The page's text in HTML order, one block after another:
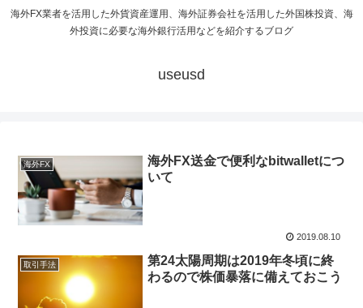
海外FX業者を活用した外貨資産運用、海外証券会社を活用した外国株投資、海
外投資に必要な海外銀行活用などを紹介するブログ
useusd
海外FX
海外FX送金で便利なbitwalletにつ
いて
2019.08.10
取引手法
第24太陽周期は2019年冬頃に終
わるので株価暴落に備えておこう